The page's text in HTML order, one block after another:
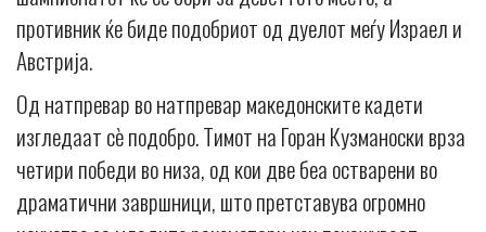
противник ќе биде подобриот од дуелот меѓу Израел и
Австрија.
Од натпревар во натпревар македонските кадети
изгледаат сè подобро. Тимот на Горан Кузманоски врза
четири победи во низа, од кои две беа остварени во
драматични завршници, што претставува огромно